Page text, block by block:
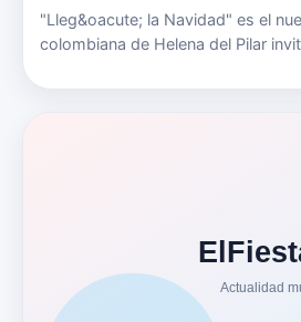
"Lleg&oacute; la Navidad" es el
colombiana de Helena del Pilar
www.helenadelpilar.com Su